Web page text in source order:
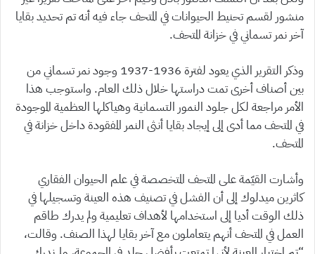
منشور لقسم تحنيط الحيوانات في المتحف جاء فيه أنه تم تحديد بقايا
آخر نمر تسماني في خزانة المتحف.
وذكر التقرير الذي يعود لفترة 1936-1937 وجود نمر تسماني من
بين أصناف أخرى تمت دراستها خلال ذلك العام. واستوجب هذا
الأمر مراجعة لكل جلود النمور التسمانية وهياكلها العظمية الموجودة
في المتحف مما أدى إلى إيجاد بقايا أنثى النمر المفقودة داخل خزانة في
المتحف.
وأشارت القيّمة على المتحف المتخصصة في علم الحيوان الفقاري
كاثرين ميدلوك إلى أن الفشل في تصنيف هذه العينة وتسجيلها في
ذلك الوقت أديا إلى استخدامها لأهداف تعليمية ولم يدرك طاقم
العمل في المتحف أنهم يتعاملون مع آخر بقايا لهذا الصنف. وقالت،